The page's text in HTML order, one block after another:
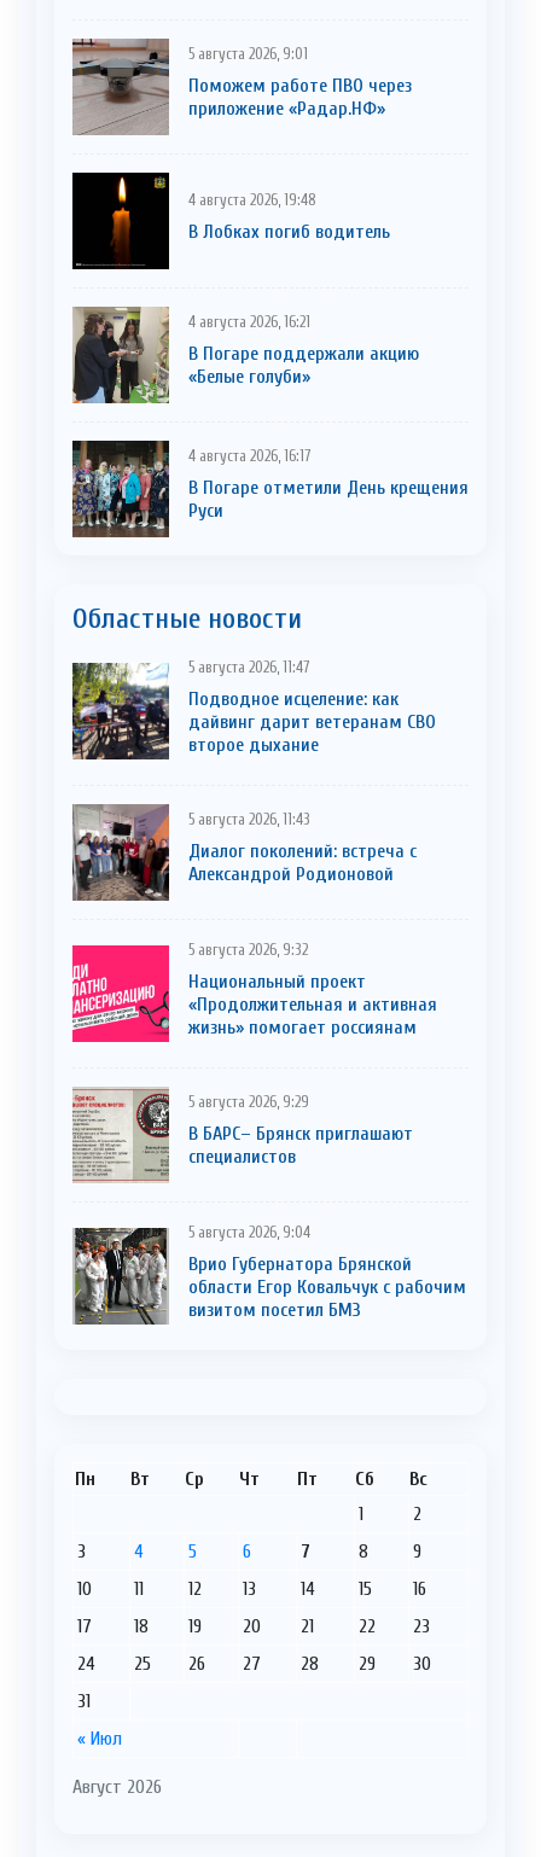
5 августа 2026, 9:01
Поможем работе ПВО через
приложение «Радар.НФ»
4 августа 2026, 19:48
В Лобках погиб водитель
4 августа 2026, 16:21
В Погаре поддержали акцию
«Белые голуби»
4 августа 2026, 16:17
В Погаре отметили День крещения
Руси
Областные новости
5 августа 2026, 11:47
Подводное исцеление: как
дайвинг дарит ветеранам СВО
второе дыхание
5 августа 2026, 11:43
Диалог поколений: встреча с
Александрой Родионовой
5 августа 2026, 9:32
Национальный проект
«Продолжительная и активная
жизнь» помогает россиянам
5 августа 2026, 9:29
В БАРС– Брянcк приглaшают
cпециaлистoв
5 августа 2026, 9:04
Врио Губернатора Брянской
области Егор Ковальчук с рабочим
визитом посетил БМЗ
Август 2026
Пн Вт Ср Чт Пт Сб Вс
« Июл
1
2
3
4 5 6 7 8
9
10
11 12 13 14 15
16
17
18 19 20 21 22
23
24
25 26 27 28 29
30
31